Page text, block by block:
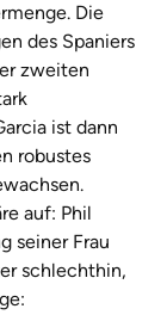
Die
des Spaniers
zweiten
ist dann
robustes
auf: Phil
seiner Frau
schlechthin,